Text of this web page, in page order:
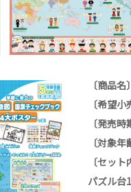
〔商品
〔希望
〔発売
〔対象
〔セット
パズル台